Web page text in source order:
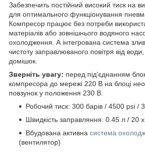
Забезпечить постійний високий тиск на
для оптимального функціонування
Компресор працює без потреби
матеріалів або зовнішнього водяного
охолодження. А інтегрована система
чистоту заправлюваного повітря від
домішок.
Зверніть увагу: перед під'єднанням
компресора до мережі 220 В на блоці
повзунок у положення 230 В.
Робочий тиск: 300 барів / 4500 psi /
Швидкість заправляння: 0.45 л / 20
Вбудована активна система
(вентилятор)